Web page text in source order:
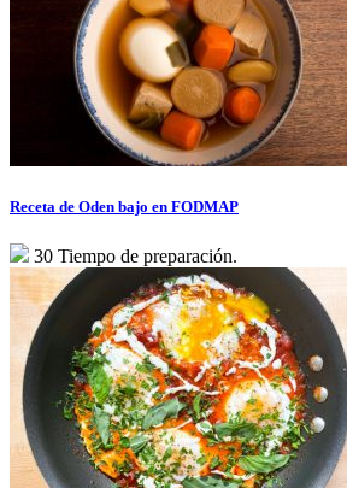
Receta de Oden bajo en FODMAP
30 Tiempo de preparación.